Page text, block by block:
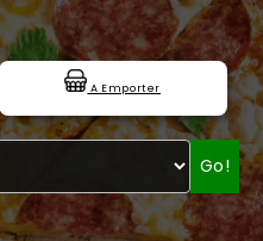
A Emporter
Go!